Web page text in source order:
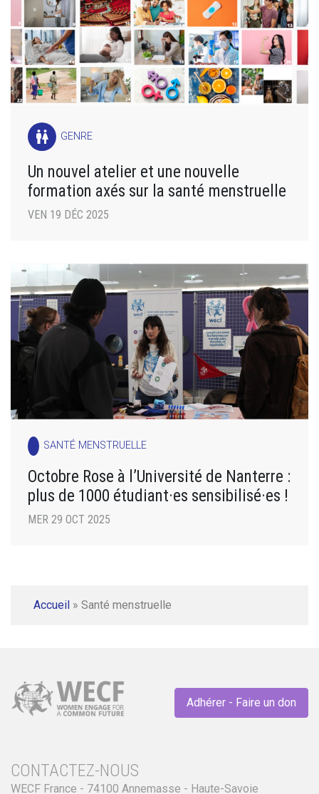
wc GENRE
Un nouvel atelier et une nouvelle
formation axés sur la santé menstruelle
VEN 19 DÉC 2025
SANTÉ MENSTRUELLE
Octobre Rose à l’Université de Nanterre :
plus de 1000 étudiant·es sensibilisé·es !
MER 29 OCT 2025
Accueil » Santé menstruelle
Adhérer - Faire un don
CONTACTEZ-NOUS
WECF France - 74100 Annemasse - Haute-Savoie